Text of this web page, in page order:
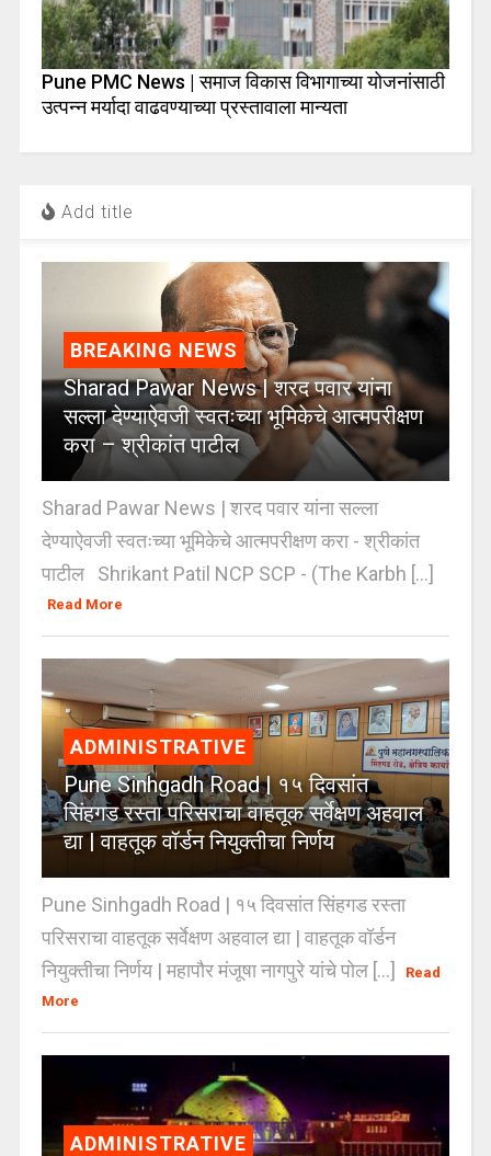
Pune PMC News | समाज विकास विभागाच्या योजनांसाठी
उत्पन्न मर्यादा वाढवण्याच्या प्रस्तावाला मान्यता
Add title
BREAKING NEWS
Sharad Pawar News | शरद पवार यांना
सल्ला देण्याऐवजी स्वतःच्या भूमिकेचे आत्मपरीक्षण
करा – श्रीकांत पाटील
Sharad Pawar News | शरद पवार यांना सल्ला
देण्याऐवजी स्वतःच्या भूमिकेचे आत्मपरीक्षण करा - श्रीकांत
पाटील Shrikant Patil NCP SCP - (The Karbh [...]
Read More
ADMINISTRATIVE
Pune Sinhgadh Road | १५ दिवसांत
सिंहगड रस्ता परिसराचा वाहतूक सर्वेक्षण अहवाल
द्या | वाहतूक वॉर्डन नियुक्तीचा निर्णय
Pune Sinhgadh Road | १५ दिवसांत सिंहगड रस्ता
परिसराचा वाहतूक सर्वेक्षण अहवाल द्या | वाहतूक वॉर्डन
नियुक्तीचा निर्णय | महापौर मंजूषा नागपुरे यांचे पोल [...]
Read
More
ADMINISTRATIVE